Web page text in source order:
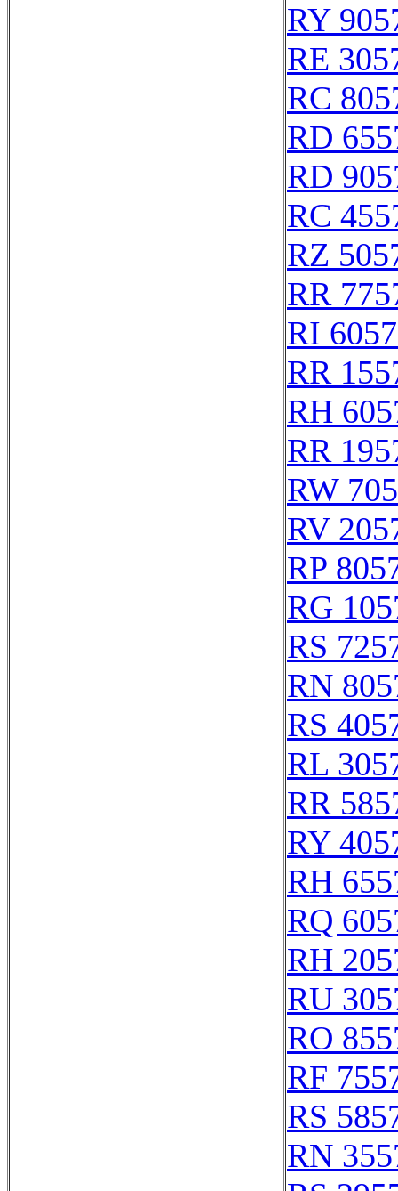
RY
RE
RC
RD
RD
RC
RZ
RR
RI
RR
RH
RR
RW
RV
RP
RG
RS
RN
RS
RL
RR
RY
RH
RQ
RH
RU
RO
RF
RS
RN